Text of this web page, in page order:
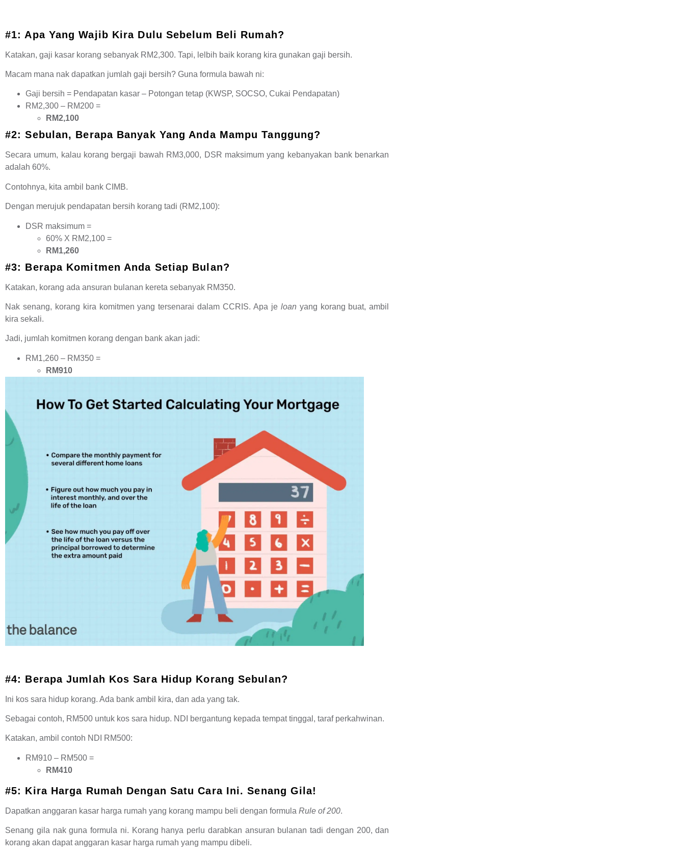
#1: Apa Yang Wajib Kira Dulu Sebelum Beli Rumah?
Katakan, gaji kasar korang sebanyak RM2,300. Tapi, lelbih baik korang kira gunakan gaji bersih.
Macam mana nak dapatkan jumlah gaji bersih? Guna formula bawah ni:
Gaji bersih = Pendapatan kasar – Potongan tetap (KWSP, SOCSO, Cukai Pendapatan)
RM2,300 – RM200 =
RM2,100
#2: Sebulan, Berapa Banyak Yang Anda Mampu Tanggung?
Secara umum, kalau korang bergaji bawah RM3,000, DSR maksimum yang kebanyakan bank benarkan
adalah 60%.
Contohnya, kita ambil bank CIMB.
Dengan merujuk pendapatan bersih korang tadi (RM2,100):
DSR maksimum =
60% X RM2,100 =
RM1,260
#3: Berapa Komitmen Anda Setiap Bulan?
Katakan, korang ada ansuran bulanan kereta sebanyak RM350.
Nak senang, korang kira komitmen yang tersenarai dalam CCRIS. Apa je loan yang korang buat, ambil
kira sekali.
Jadi, jumlah komitmen korang dengan bank akan jadi:
RM1,260 – RM350 =
RM910
#4: Berapa Jumlah Kos Sara Hidup Korang Sebulan?
Ini kos sara hidup korang. Ada bank ambil kira, dan ada yang tak.
Sebagai contoh, RM500 untuk kos sara hidup. NDI bergantung kepada tempat tinggal, taraf perkahwinan.
Katakan, ambil contoh NDI RM500:
RM910 – RM500 =
RM410
#5: Kira Harga Rumah Dengan Satu Cara Ini. Senang Gila!
Dapatkan anggaran kasar harga rumah yang korang mampu beli dengan formula Rule of 200.
Senang gila nak guna formula ni. Korang hanya perlu darabkan ansuran bulanan tadi dengan 200, dan
korang akan dapat anggaran kasar harga rumah yang mampu dibeli.